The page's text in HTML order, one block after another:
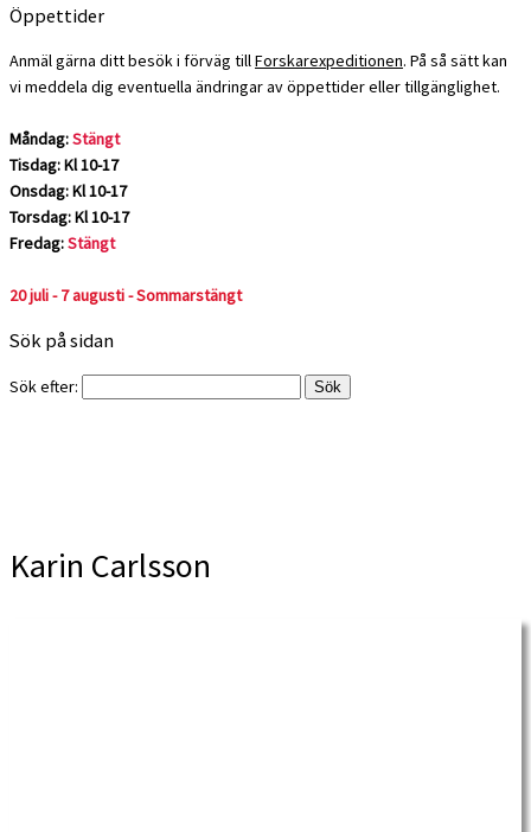
Öppettider
Anmäl gärna ditt besök i förväg tillForskarexpeditionen. På så sätt kan
vi meddela dig eventuella ändringar av öppettider eller tillgänglighet.
Måndag:Stängt
Tisdag: Kl 10-17
Onsdag: Kl 10-17
Torsdag: Kl 10-17
Fredag:Stängt
20 juli - 7 augusti - Sommarstängt
Sök på sidan
Sök efter:
Karin Carlsson